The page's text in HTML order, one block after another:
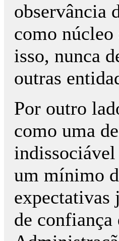
observância
como núcleo
isso, nunca
outras
Por outro
como uma
um mínimo
expectativas
de